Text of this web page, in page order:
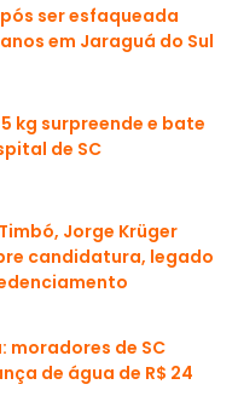
ser esfaqueada
em Jaraguá do Sul
kg surpreende e bate
de SC
Jorge Krüger
candidatura, legado
moradores de SC
de água de R$ 24